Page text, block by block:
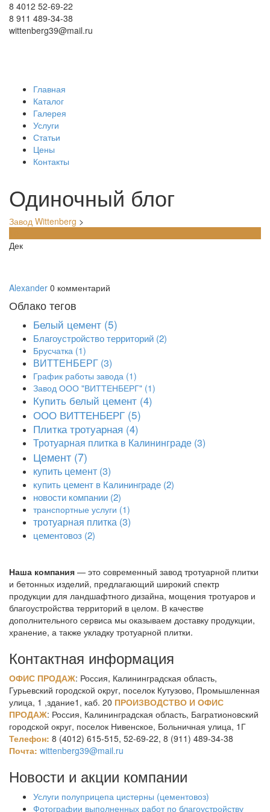
8 4012 52-69-22
8 911 489-34-38
wittenberg39@mail.ru
Главная
Каталог
Галерея
Услуги
Статьи
Цены
Контакты
Одиночный блог
Завод Wittenberg >
Дек
Alexander 0 комментарий
Облако тегов
Белый цемент (5)
Благоустройство территорий (2)
Брусчатка (1)
ВИТТЕНБЕРГ (3)
График работы завода (1)
Завод ООО "ВИТТЕНБЕРГ" (1)
Купить белый цемент (4)
ООО ВИТТЕНБЕРГ (5)
Плитка тротуарная (4)
Тротуарная плитка в Калининграде (3)
Цемент (7)
купить цемент (3)
купить цемент в Калининграде (2)
новости компании (2)
транспортные услуги (1)
тротуарная плитка (3)
цементовоз (2)
Наша компания — это современный завод тротуарной плитки
и бетонных изделий, предлагающий широкий спектр
продукции для ландшафтного дизайна, мощения тротуаров и
благоустройства территорий в целом. В качестве
дополнительного сервиса мы оказываем доставку продукции,
хранение, а также укладку тротуарной плитки.
Контактная информация
ОФИС ПРОДАЖ: Россия, Калининградская область,
Гурьевский городской округ, поселок Кутузово, Промышленная
улица, 1 ,здание1, каб. 20 ПРОИЗВОДСТВО И ОФИС
ПРОДАЖ: Россия, Калининградская область, Багратионовский
городской округ, поселок Нивенское, Больничная улица, 1Г
Телефон: 8 (4012) 615-515, 52-69-22, 8 (911) 489-34-38
Почта: wittenberg39@mail.ru
Новости и акции компании
Услуги полуприцепа цистерны (цементовоз)
Фотографии выполненных работ по благоустройству